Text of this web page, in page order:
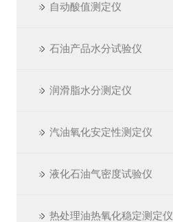
自动酸值测定仪
石油产品水分试验仪
润滑脂水分测定仪
汽油氧化安定性测定仪
液化石油气密度试验仪
热处理油热氧化稳定测定仪